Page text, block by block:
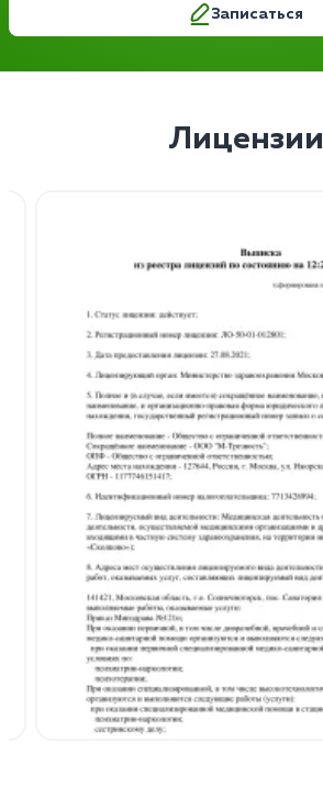
Записаться
Лицензии